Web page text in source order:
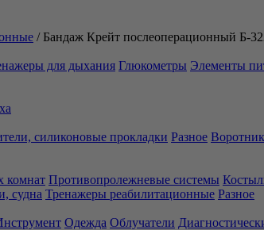
/ Бандаж Крейт послеоперационный Б-
для дыхания Глюкометры Элементы
силиконовые прокладки Разное
комнат Противопролежневые системы
судна Тренажеры реабилитационные Разное
Одежда Облучатели